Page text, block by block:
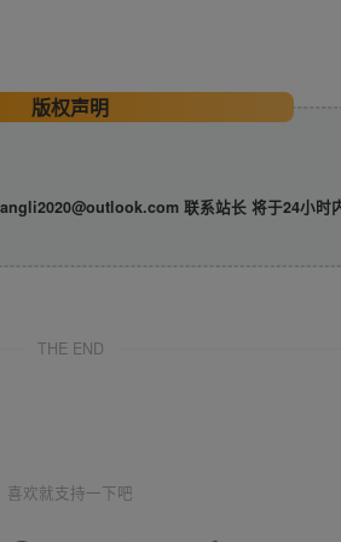
版权声明
联系站长 将于24小时
THE END
喜欢就支持一下吧